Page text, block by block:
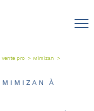
Vente pro
Mimizan
MIMIZAN À